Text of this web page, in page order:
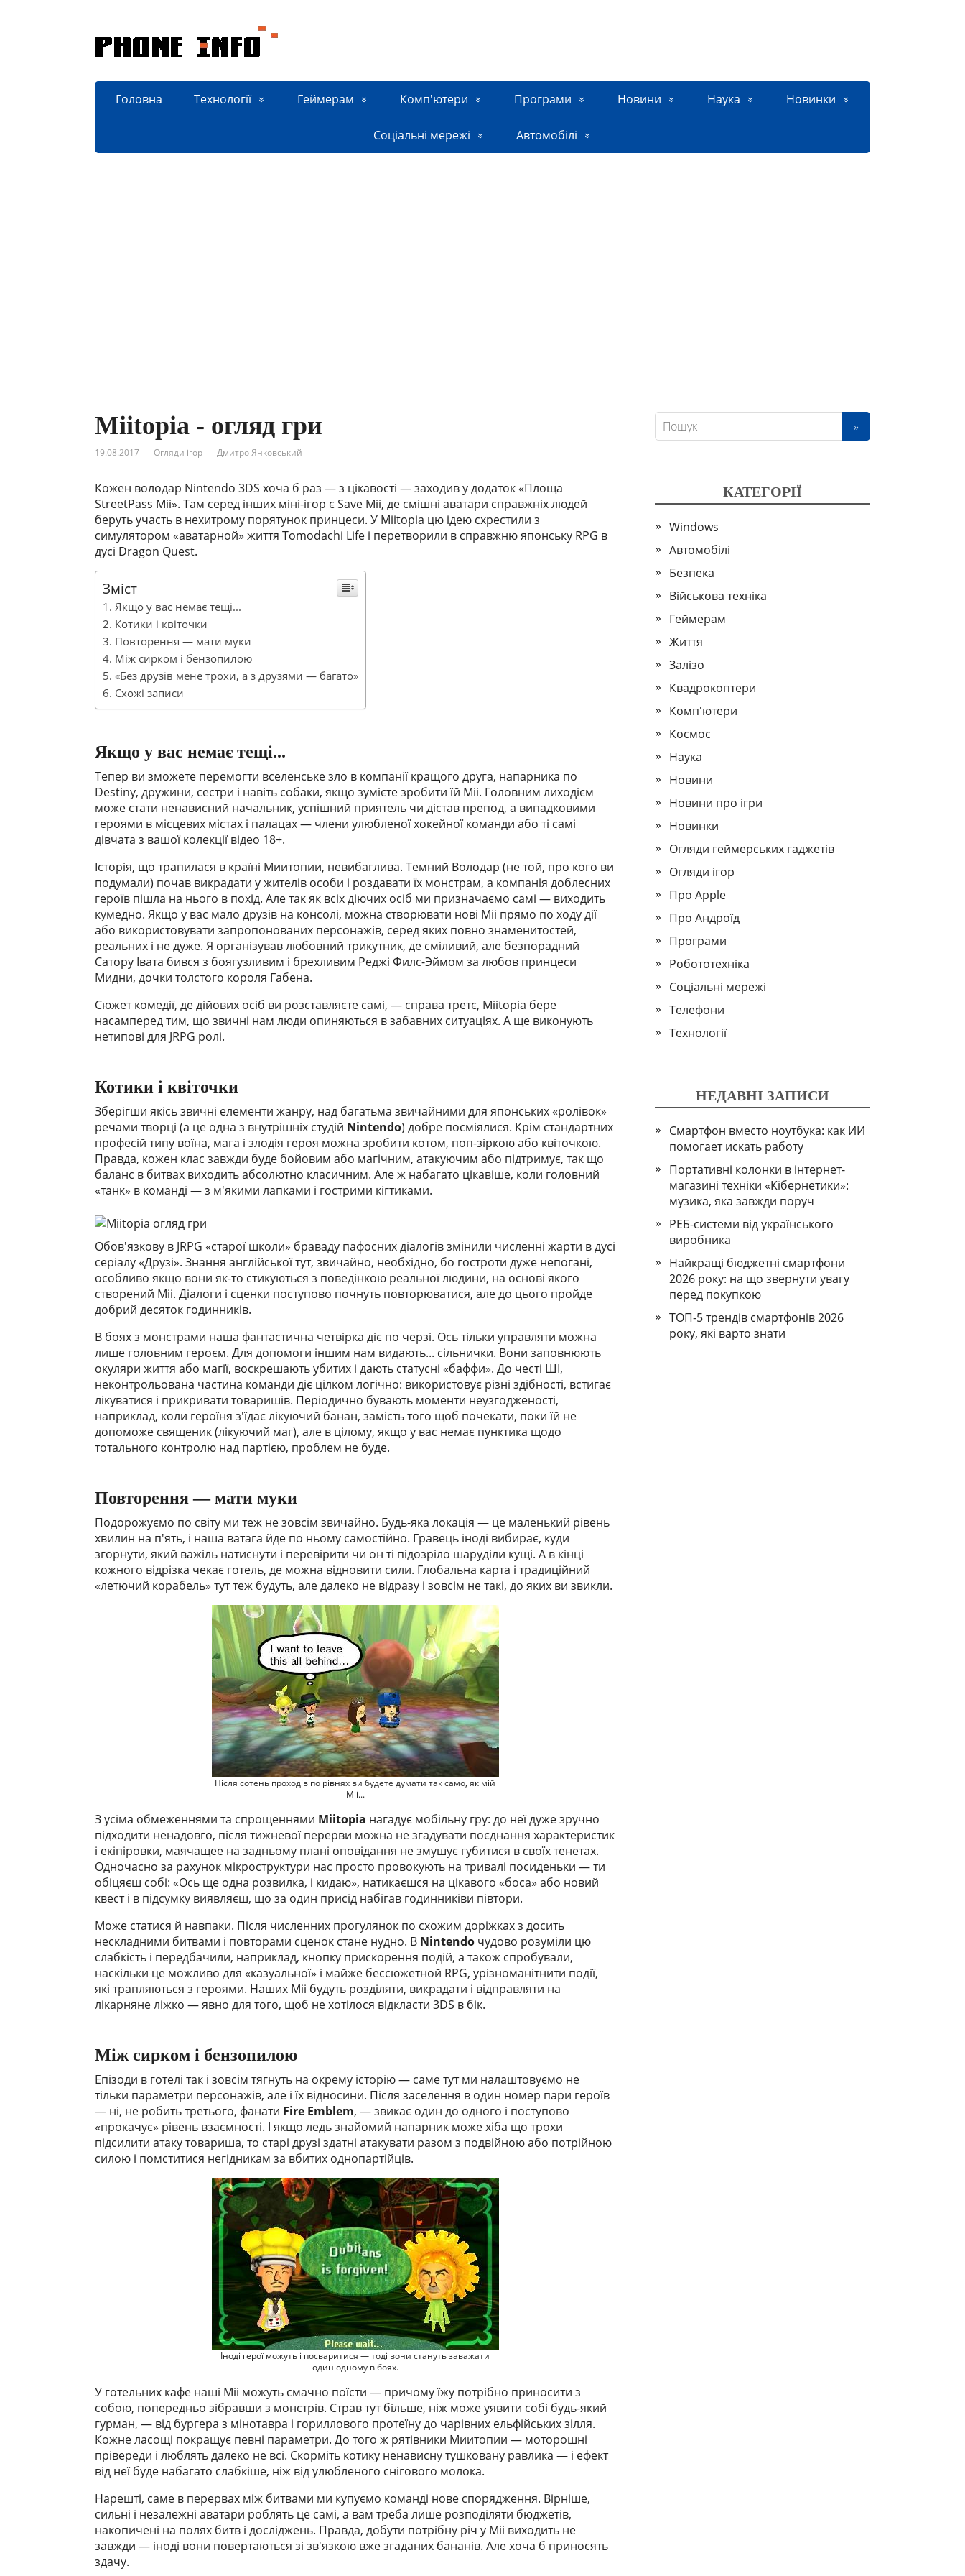
Головна Технології Геймерам Комп'ютери Програми Новини Наука Новинки
Соціальні мережі Автомобілі
Miitopia - огляд гри
19.08.2017 Огляди ігор Дмитро Янковський
Кожен володар Nintendo 3DS хоча б раз — з цікавості — заходив у додаток «Площа
StreetPass Mii». Там серед інших міні-ігор є Save Mii, де смішні аватари справжніх людей
беруть участь в нехитрому порятунок принцеси. У Miitopia цю ідею схрестили з
симулятором «аватарной» життя Tomodachi Life і перетворили в справжню японську RPG в
дусі Dragon Quest.
Зміст
Якщо у вас немає тещі...
Котики і квіточки
Повторення — мати муки
Між сирком і бензопилою
«Без друзів мене трохи, а з друзями — багато»
Схожі записи
Якщо у вас немає тещі...
Тепер ви зможете перемогти вселенське зло в компанії кращого друга, напарника по
Destiny, дружини, сестри і навіть собаки, якщо зумієте зробити їй Mii. Головним лиходієм
може стати ненависний начальник, успішний приятель чи дістав препод, а випадковими
героями в місцевих містах і палацах — члени улюбленої хокейної команди або ті самі
дівчата з вашої колекції відео 18+.
Історія, що трапилася в країні Миитопии, невибаглива. Темний Володар (не той, про кого ви
подумали) почав викрадати у жителів особи і роздавати їх монстрам, а компанія доблесних
героїв пішла на нього в похід. Але так як всіх діючих осіб ми призначаємо самі — виходить
кумедно. Якщо у вас мало друзів на консолі, можна створювати нові Mii прямо по ходу дії
або використовувати запропонованих персонажів, серед яких повно знаменитостей,
реальних і не дуже. Я організував любовний трикутник, де сміливий, але безпорадний
Сатору Івата бився з боягузливим і брехливим Реджі Филс-Эймом за любов принцеси
Мидни, дочки толстого короля Габена.
Сюжет комедії, де дійових осіб ви розставляєте самі, — справа третє, Miitopia бере
насамперед тим, що звичні нам люди опиняються в забавних ситуаціях. А ще виконують
нетипові для JRPG ролі.
Котики і квіточки
Зберігши якісь звичні елементи жанру, над багатьма звичайними для японських «ролівок»
речами творці (а це одна з внутрішніх студій Nintendo) добре посміялися. Крім стандартних
професій типу воїна, мага і злодія героя можна зробити котом, поп-зіркою або квіточкою.
Правда, кожен клас завжди буде бойовим або магічним, атакуючим або підтримує, так що
баланс в битвах виходить абсолютно класичним. Але ж набагато цікавіше, коли головний
«танк» в команді — з м'якими лапками і гострими кігтиками.
Обов'язкову в JRPG «старої школи» браваду пафосних діалогів змінили численні жарти в дусі
серіалу «Друзі». Знання англійської тут, звичайно, необхідно, бо гостроти дуже непогані,
особливо якщо вони як-то стикуються з поведінкою реальної людини, на основі якого
створений Mii. Діалоги і сценки поступово почнуть повторюватися, але до цього пройде
добрий десяток годинників.
В боях з монстрами наша фантастична четвірка діє по черзі. Ось тільки управляти можна
лише головним героєм. Для допомоги іншим нам видають... сільнички. Вони заповнюють
окуляри життя або магії, воскрешають убитих і дають статусні «баффи». До честі ШІ,
неконтрольована частина команди діє цілком логічно: використовує різні здібності, встигає
лікуватися і прикривати товаришів. Періодично бувають моменти неузгодженості,
наприклад, коли героїня з'їдає лікуючий банан, замість того щоб почекати, поки їй не
допоможе священик (лікуючий маг), але в цілому, якщо у вас немає пунктика щодо
тотального контролю над партією, проблем не буде.
Повторення — мати муки
Подорожуємо по світу ми теж не зовсім звичайно. Будь-яка локація — це маленький рівень
хвилин на п'ять, і наша ватага йде по ньому самостійно. Гравець іноді вибирає, куди
згорнути, який важіль натиснути і перевірити чи он ті підозріло шаруділи кущі. А в кінці
кожного відрізка чекає готель, де можна відновити сили. Глобальна карта і традиційний
«летючий корабель» тут теж будуть, але далеко не відразу і зовсім не такі, до яких ви звикли.
Після сотень проходів по рівнях ви будете думати так само, як мій
Mii...
З усіма обмеженнями та спрощеннями Miitopia нагадує мобільну гру: до неї дуже зручно
підходити ненадовго, після тижневої перерви можна не згадувати поєднання характеристик
і екіпіровки, маячащее на задньому плані оповідання не змушує губитися в своїх тенетах.
Одночасно за рахунок мікроструктури нас просто провокують на тривалі посиденьки — ти
обіцяєш собі: «Ось ще одна розвилка, і кидаю», натикаєшся на цікавого «боса» або новий
квест і в підсумку виявляєш, що за один присід набігав годинниківи півтори.
Може статися й навпаки. Після численних прогулянок по схожим доріжках з досить
нескладними битвами і повторами сценок стане нудно. В Nintendo чудово розуміли цю
слабкість і передбачили, наприклад, кнопку прискорення подій, а також спробували,
наскільки це можливо для «казуальної» і майже бессюжетной RPG, урізноманітнити події,
які трапляються з героями. Наших Mii будуть розділяти, викрадати і відправляти на
лікарняне ліжко — явно для того, щоб не хотілося відкласти 3DS в бік.
Між сирком і бензопилою
Епізоди в готелі так і зовсім тягнуть на окрему історію — саме тут ми налаштовуємо не
тільки параметри персонажів, але і їх відносини. Після заселення в один номер пари героїв
— ні, не робить третього, фанати Fire Emblem, — звикає один до одного і поступово
«прокачує» рівень взаємності. І якщо ледь знайомий напарник може хіба що трохи
підсилити атаку товариша, то старі друзі здатні атакувати разом з подвійною або потрійною
силою і помститися негідникам за вбитих однопартійців.
Іноді герої можуть і посваритися — тоді вони стануть заважати
один одному в боях.
У готельних кафе наші Mii можуть смачно поїсти — причому їжу потрібно приносити з
собою, попередньо зібравши з монстрів. Страв тут більше, ніж може уявити собі будь-який
гурман, — від бургера з мінотавра і гориллового протеїну до чарівних ельфійських зілля.
Кожне ласощі покращує певні параметри. До того ж рятівники Миитопии — моторошні
прівереди і люблять далеко не всі. Скорміть котику ненависну тушковану равлика — і ефект
від неї буде набагато слабкіше, ніж від улюбленого снігового молока.
Нарешті, саме в перервах між битвами ми купуємо команді нове спорядження. Вірніше,
сильні і незалежні аватари роблять це самі, а вам треба лише розподіляти бюджетів,
накопичені на полях битв і досліджень. Правда, добути потрібну річ у Mii виходить не
завжди — іноді вони повертаються зі зв'язкою вже згаданих бананів. Але хоча б приносять
здачу.
КАТЕГОРІЇ
Windows
Автомобілі
Безпека
Військова техніка
Геймерам
Життя
Залізо
Квадрокоптери
Комп'ютери
Космос
Наука
Новини
Новини про ігри
Новинки
Огляди геймерських гаджетів
Огляди ігор
Про Apple
Про Андроїд
Програми
Робототехніка
Соціальні мережі
Телефони
Технології
НЕДАВНІ ЗАПИСИ
Смартфон вместо ноутбука: как ИИ
помогает искать работу
Портативні колонки в інтернет-
магазині техніки «Кібернетики»:
музика, яка завжди поруч
РЕБ-системи від українського
виробника
Найкращі бюджетні смартфони
2026 року: на що звернути увагу
перед покупкою
ТОП-5 трендів смартфонів 2026
року, які варто знати